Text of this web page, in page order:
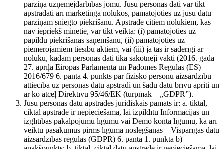
pārziņa uzņēmējdarbības jomu. Jūsu personas dati var tikt
apstrādāti arī mārketinga nolūkos, pamatojoties uz jūsu datu
pārziņam sniegto piekrišanu. Apstrāde citiem nolūkiem, kas
nav iepriekš minētie, var tikt veikta: (i) pamatojoties uz
papildu piekrišanas saņemšanu, (ii) pamatojoties uz
piemērojamiem tiesību aktiem, vai (iii) ja tas ir saderīgi ar
nolūku, kādam personas dati tika sākotnēji vākti (2016. gada
27. aprīļa Eiropas Parlamenta un Padomes Regulas (ES)
2016/679 6. panta 4. punkts par fizisko personu aizsardzību
attiecībā uz personas datu apstrādi un šādu datu brīvu apriti un
ar ko atceļ Direktīvu 95/46/EK (turpmāk – „GDPR”).
Jūsu personas datu apstrādes juridiskais pamats ir: a. tiktāl,
ciktāl apstrāde ir nepieciešama, lai izpildītu Informācijas un
izglītības pakalpojumu līgumu vai Demo konta līgumu, kā arī
veiktu pasākumus pirms līguma noslēgšanas – Vispārīgās datu
aizsardzības regulas (GDPR) 6. panta 1. punkta b)